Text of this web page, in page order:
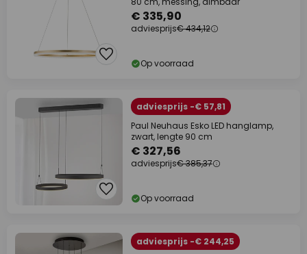
€ 335,90
adviesprijs€ 434,12
Op voorraad
adviesprijs -€ 57,81
Paul Neuhaus Esko LED hanglamp,
zwart, lengte 90 cm
€ 327,56
adviesprijs€ 385,37
Op voorraad
adviesprijs -€ 244,25